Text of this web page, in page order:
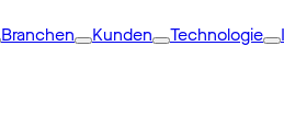
Branchen Kunden Technologie